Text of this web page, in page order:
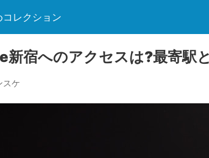
コレクション
宿へのアクセスは?最寄駅
スケ